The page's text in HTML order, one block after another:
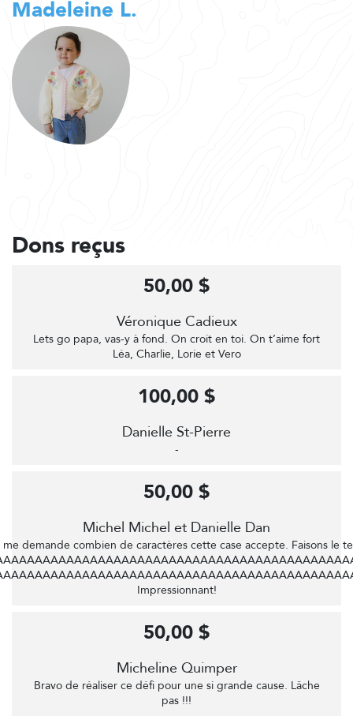
Madeleine L.
Dons reçus
Véronique Cadieux
Lets go papa, vas-y à fond. On croit en toi. On t’aime fort
Léa, Charlie, Lorie et Vero
50,00 $
Danielle St-Pierre
-
100,00 $
Michel Michel et Danielle Dan
me demande combien de caractères cette case accepte. Faisons le
Impressionnant!
50,00 $
Micheline Quimper
Bravo de réaliser ce défi pour une si grande cause. Lâche
pas !!!
50,00 $